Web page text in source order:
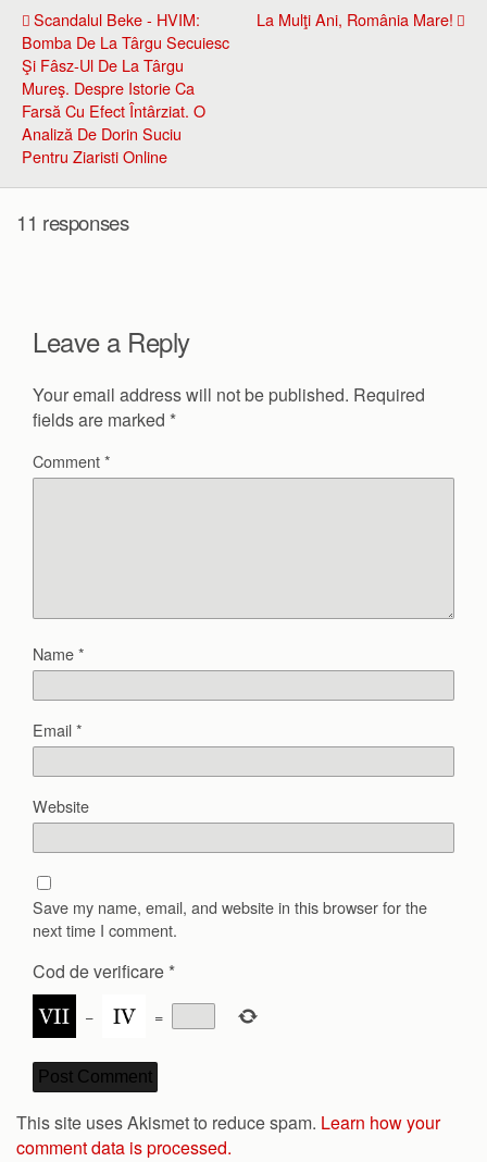
Scandalul Beke - HVIM:
Bomba De La Târgu Secuiesc
Şi Fâsz-Ul De La Târgu
Mureş. Despre Istorie Ca
Farsă Cu Efect Întârziat. O
Analiză De Dorin Suciu
Pentru Ziaristi Online
La Mulţi Ani, România Mare!
11 responses
Leave a Reply
Your email address will not be published. Required
fields are marked *
Comment*
Name*
Email*
Website
Save my name, email, and website in this browser for the
next time I comment.
Cod de verificare *
− =
This site uses Akismet to reduce spam. Learn how your
comment data is processed.